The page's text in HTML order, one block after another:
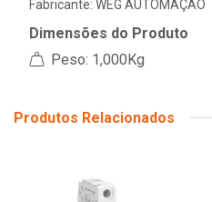
Fabricante: WEG AUTOMAÇÃO
Dimensões do Produto
Peso: 1,000Kg
Produtos Relacionados